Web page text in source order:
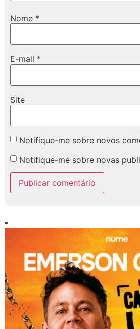
Nome *
E-mail *
Site
Notifique-me sobre novos
Notifique-me sobre novas